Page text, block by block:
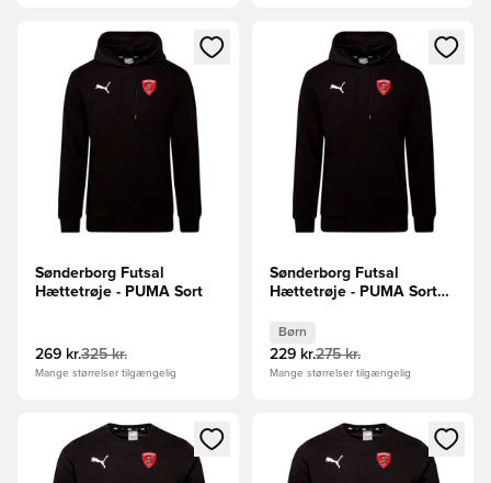
Åbner en Modal til at logge ind eller tilmelde dig som
Sønderborg Futsal
Hættetrøje - PUMA Sort
269 kr.325 kr.
Mange størrelser tilgængelig
Åbner en Modal til at logge
Sønderborg Futsal
Hættetrøje - PUMA Sort
Børn
229 kr.275 kr.
Mange størrelser tilgængelig
Åbner en Modal til at logge ind eller tilmelde dig som
Åbner en Modal til at logge